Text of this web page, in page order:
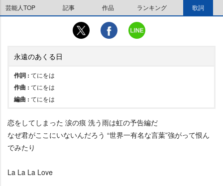
芸能人TOP 記事 作品 ランキング 歌詞
永遠のあくる日
作詞 : てにをは
作曲 : てにをは
編曲 : てにをは
恋をしてしまった 涙の痕 洗う雨は虹の予告編だ
なぜ君がここにいないんだろう “世界一有名な言葉”強がって恨ん
でみたり
La La La Love